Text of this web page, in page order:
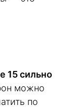
15 сильно
можно
по